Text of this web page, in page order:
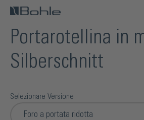
Portarotellina in
Silberschnitt
Selezionare Versione
Foro a portata ridotta